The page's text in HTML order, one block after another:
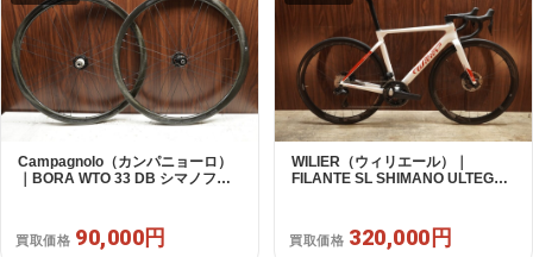
Campagnolo（カンパニョーロ）
｜BORA WTO 33 DB シマノフリ
買取価格 90,000円
WILIER（ウィリエール）｜
FILANTE SL SHIMANO ULTEGRA
買取価格 320,000円